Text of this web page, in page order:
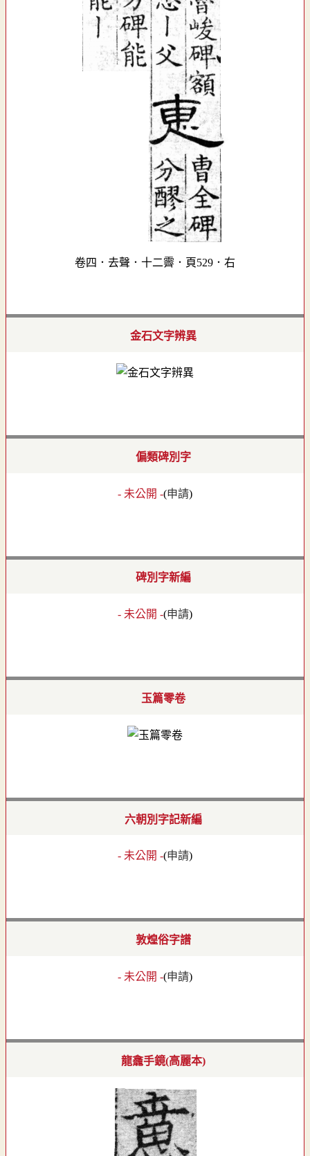
卷四．去聲．十二霽．頁529．右
金石文字辨異
偏類碑別字
- 未公開 -(申請)
碑別字新編
- 未公開 -(申請)
玉篇零卷
六朝別字記新編
- 未公開 -(申請)
敦煌俗字譜
- 未公開 -(申請)
龍龕手鏡(高麗本)